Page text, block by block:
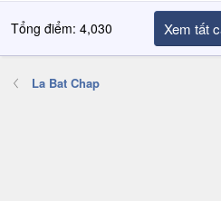
Tổng điểm: 4,030 Xem tất
La Bat Chap